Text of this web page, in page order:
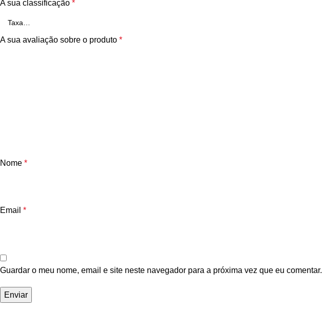
A sua classificação *
A sua avaliação sobre o produto *
Nome *
Email *
Guardar o meu nome, email e site neste navegador para a próxima vez que eu comentar.